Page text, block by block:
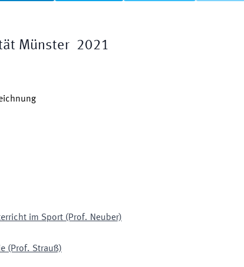
Münster 2021
im Sport (Prof. Neuber)
(Prof. Strauß)